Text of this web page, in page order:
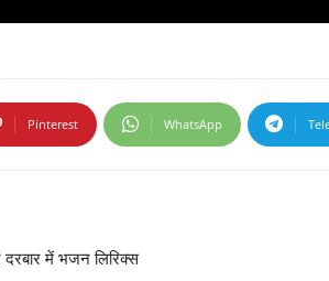
Pinterest WhatsApp
में भजन लिरिक्स